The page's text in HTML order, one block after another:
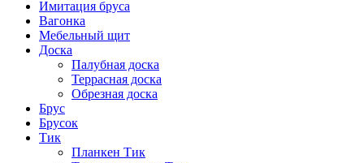
Имитация бруса
Вагонка
Мебельный щит
Доска
Палубная доска
Террасная доска
Обрезная доска
Брус
Брусок
Тик
Планкен Тик